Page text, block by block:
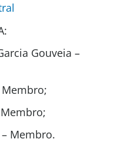
Gouveia –
Membro.